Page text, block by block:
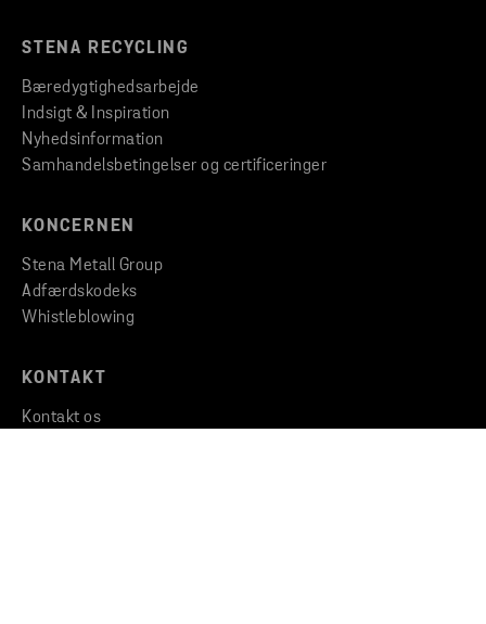
STENA RECYCLING
Bæredygtighedsarbejde
Indsigt & Inspiration
Nyhedsinformation
Samhandelsbetingelser og certificeringer
KONCERNEN
Stena Metall Group
Adfærdskodeks
Whistleblowing
KONTAKT
Kontakt os